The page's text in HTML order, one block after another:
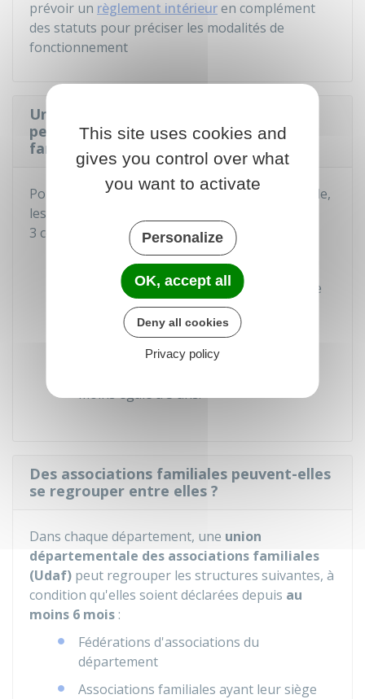
prévoir un règlement intérieuren complément
des statuts pour préciser les modalités de
fonctionnement
Une famille de nationalité étrangère
peut-elle adhérer à une association
familiale ?
Pour pouvoir adhérer à une association familiale,
les familles étrangères doivent remplir les
3 conditions suivantes :
Résider en France depuis au moins 1 an
Avoir un titre de séjour dont la durée de
validité est au moins égale à 3 ans
Avoir un ou plusieurs membres de leur
famille en France et ayant un titre de
moins égale à 3 ans.
Des associations familiales peuvent-elles
se regrouper entre elles ?
Dans chaque département, une union
départementale des associations familiales
(Udaf) peut regrouper les structures suivantes, à
condition qu'elles soient déclarées depuis au
moins 6 mois :
Fédérations d'associations du
département
Associations familiales ayant leur siège
This site uses cookies and
gives you control over what
you want to activate
Personalize
OK, accept all
Deny all cookies
Privacy policy